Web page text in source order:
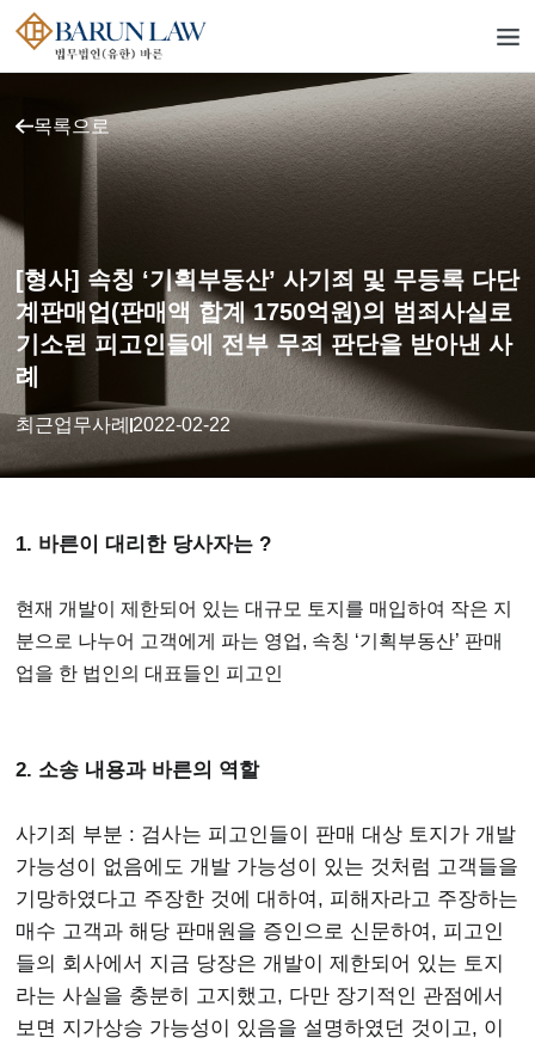
목록으로
[형사] 속칭 ‘기획부동산’ 사기죄 및 무등록 다단
계판매업(판매액 합계 1750억원)의 범죄사실로
기소된 피고인들에 전부 무죄 판단을 받아낸 사
례
최근업무사례 2022-02-22
1. 바른이 대리한 당사자는 ?
현재 개발이 제한되어 있는 대규모 토지를 매입하여 작은 지
분으로 나누어 고객에게 파는 영업, 속칭 ‘기획부동산’ 판매
업을 한 법인의 대표들인 피고인
2. 소송 내용과 바른의 역할
사기죄 부분 : 검사는 피고인들이 판매 대상 토지가 개발
가능성이 없음에도 개발 가능성이 있는 것처럼 고객들을
기망하였다고 주장한 것에 대하여, 피해자라고 주장하는
매수 고객과 해당 판매원을 증인으로 신문하여, 피고인
들의 회사에서 지금 당장은 개발이 제한되어 있는 토지
라는 사실을 충분히 고지했고, 다만 장기적인 관점에서
보면 지가상승 가능성이 있음을 설명하였던 것이고, 이